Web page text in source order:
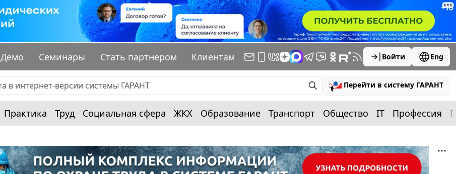
Демо Семинары Стать партнером Клиентам Войти Eng
Перейти в систему ГАРАНТ
Практика Труд Социальная сфера ЖКХ Образование Транспорт Общество IT Профессия